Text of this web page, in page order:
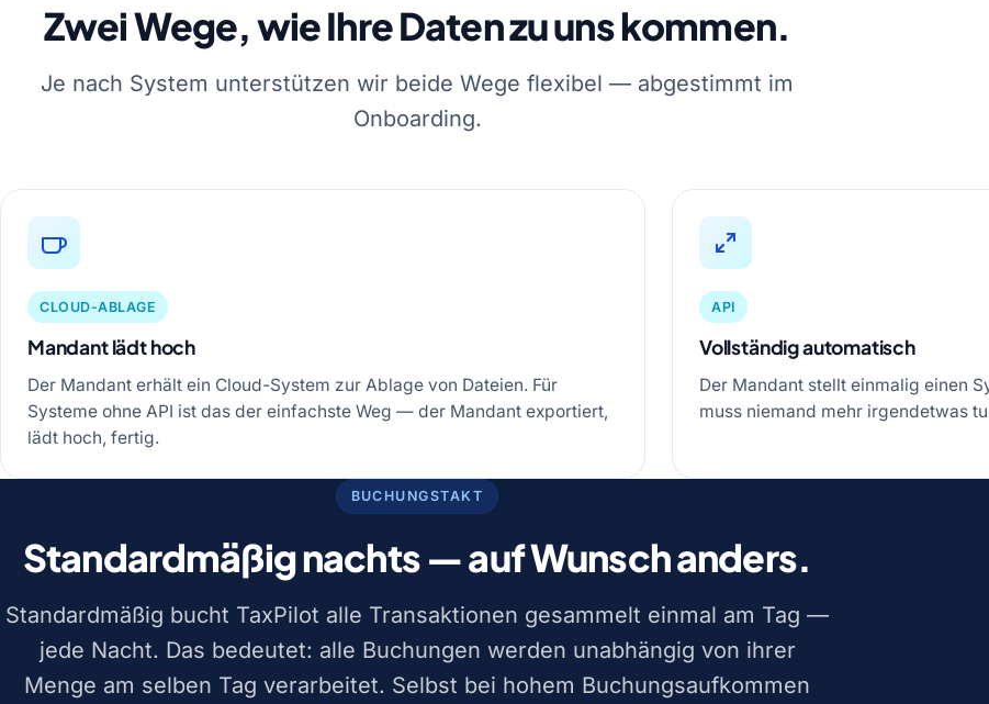
Zwei Wege, wie Ihre Daten zu uns kommen.
Je nach System unterstützen wir beide Wege flexibel — abgestimmt im
Onboarding.
CLOUD-ABLAGE
Mandant lädt hoch
Der Mandant erhält ein Cloud-System zur Ablage von Dateien. Für
Systeme ohne API ist das der einfachste Weg — der Mandant exportiert,
lädt hoch, fertig.
API
Vollständig automatisch
Der Mandant stellt einmalig einen
muss niemand mehr irgendetwas
BUCHUNGSTAKT
Standardmäßig nachts — auf Wunsch anders.
Standardmäßig bucht TaxPilot alle Transaktionen gesammelt einmal am Tag —
jede Nacht. Das bedeutet: alle Buchungen werden unabhängig von ihrer
Menge am selben Tag verarbeitet. Selbst bei hohem Buchungsaufkommen